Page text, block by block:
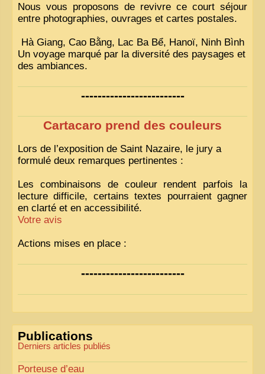
Nous vous proposons de revivre ce court séjour
entre photographies, ouvrages et cartes postales.
Hà Giang, Cao Bằng, Lac Ba Bể, Hanoï, Ninh Bình
Un voyage marqué par la diversité des paysages et
des ambiances.
-------------------------
Cartacaro prend des couleurs
Lors de l’exposition de Saint Nazaire, le jury a
formulé deux remarques pertinentes :
Les combinaisons de couleur rendent parfois la
lecture difficile, certains textes pourraient gagner
en clarté et en accessibilité.
Votre avis
Actions mises en place :
Nous avons déjà ajusté les couleurs pour améliorer
la lisibilité. Votre avis nous intéresse !
« Comme tout bon collectionneur le sait, la
perfection est un idéal… mais nous y travaillons
-------------------------
Publications
Derniers articles publiés
Porteuse d’eau